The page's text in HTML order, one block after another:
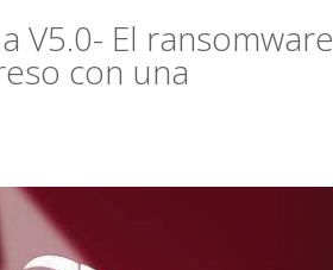
V5.0- El ransomware
con una